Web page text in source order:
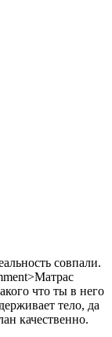
совпали.
что ты в него
тело, да
качественно.